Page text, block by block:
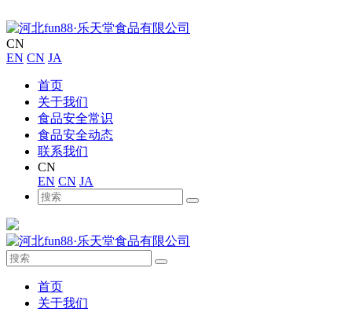
CN
EN CN JA
首页
关于我们
食品安全常识
食品安全动态
联系我们
CN
EN CN JA
首页
关于我们